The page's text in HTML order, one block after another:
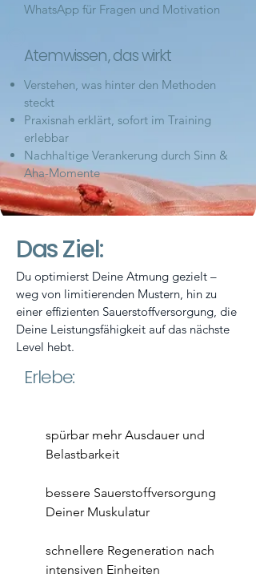
WhatsApp für Fragen und Motivation
Atemwissen, das wirkt
Verstehen, was hinter den Methoden
steckt
Praxisnah erklärt, sofort im Training
erlebbar
Nachhaltige Verankerung durch Sinn &
Aha-Momente
Das Ziel:
Du optimierst Deine Atmung gezielt –
weg von limitierenden Mustern, hin zu
einer effizienten Sauerstoffversorgung, die
Deine Leistungsfähigkeit auf das nächste
Level hebt.
Erlebe:​​
spürbar mehr Ausdauer und
Belastbarkeit
bessere Sauerstoffversorgung
Deiner Muskulatur
schnellere Regeneration nach
intensiven Einheiten